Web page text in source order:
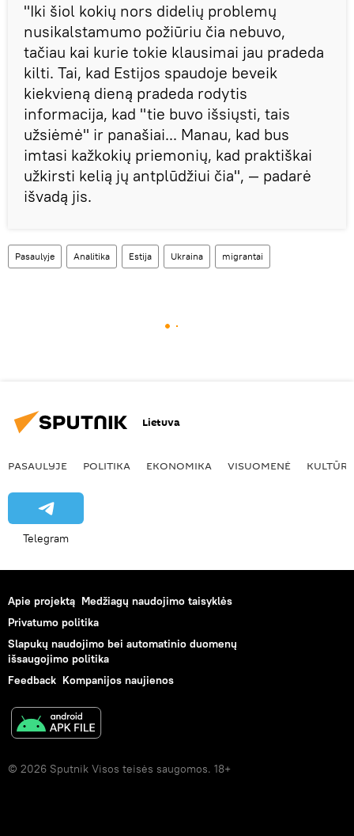
"Iki šiol kokių nors didelių problemų
nusikalstamumo požiūriu čia nebuvo,
tačiau kai kurie tokie klausimai jau pradeda
kilti. Tai, kad Estijos spaudoje beveik
kiekvieną dieną pradeda rodytis
informacija, kad "tie buvo išsiųsti, tais
užsiėmė" ir panašiai... Manau, kad bus
imtasi kažkokių priemonių, kad praktiškai
užkirsti kelią jų antplūdžiui čia", — padarė
išvadą jis.
Pasaulyje Analitika Estija Ukraina migrantai
Lietuva
PASAULYJE POLITIKA EKONOMIKA VISUOMENĖ KULTŪRA
Telegram
Apie projektą Medžiagų naudojimo taisyklės
Privatumo politika
Slapukų naudojimo bei automatinio duomenų
išsaugojimo politika
Feedback Kompanijos naujienos
© 2026 Sputnik Visos teisės saugomos. 18+